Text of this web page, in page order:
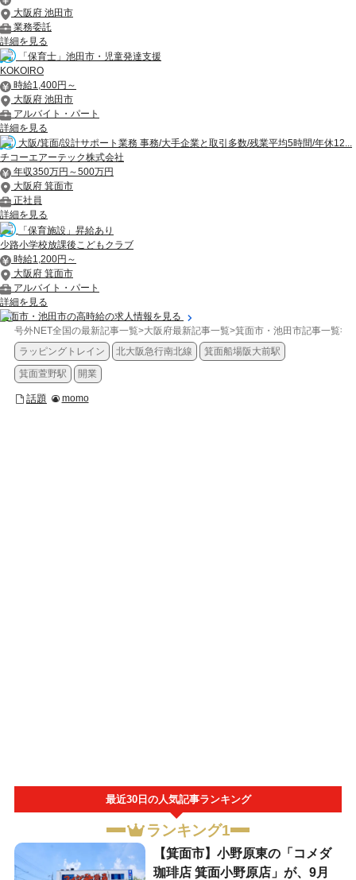
大阪府 池田市
業務委託
詳細を見る
「保育士」池田市・児童発達支援
KOKOIRO
時給1,400円～
大阪府 池田市
アルバイト・パート
詳細を見る
大阪/箕面/設計サポート業務 事務/大手企業と取引多数/残業平均5時間/年休12...
チコーエアーテック株式会社
年収350万円～500万円
大阪府 箕面市
正社員
詳細を見る
「保育施設」昇給あり
少路小学校放課後こどもクラブ
時給1,200円～
大阪府 箕面市
アルバイト・パート
詳細を見る
箕面市・池田市の高時給の求人情報を見る
号外NET全国の最新記事一覧>大阪府最新記事一覧>箕面市・池田市記事一覧>
ラッピングトレイン
北大阪急行南北線 箕面船場阪大前駅
箕面萱野駅 開業
話題 momo
最近30日の人気記事ランキング
ランキング1
【箕面市】小野原東の「コメダ
珈琲店 箕面小野原店」が、9月